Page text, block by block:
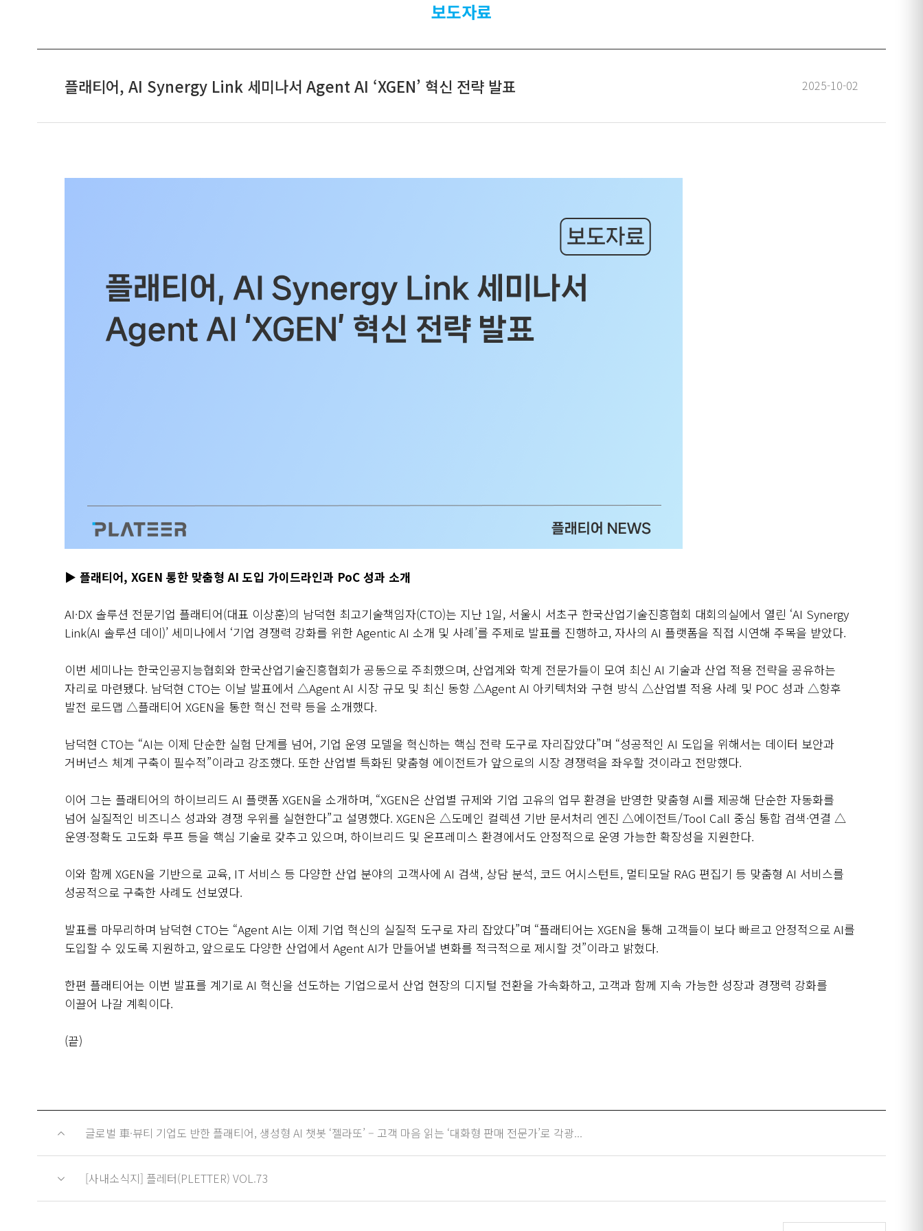
보도자료
플래티어, AI Synergy Link 세미나서 Agent AI ‘XGEN’ 혁신 전략 발표 2025-10-02
▶ 플래티어, XGEN 통한 맞춤형 AI 도입 가이드라인과 PoC 성과 소개
AI·DX 솔루션 전문기업 플래티어(대표 이상훈)의 남덕현 최고기술책임자(CTO)는 지난 1일, 서울시 서초구 한국산업기술진흥협회 대회의실에서 열린 ‘AI Synergy
Link(AI 솔루션 데이)’ 세미나에서 ‘기업 경쟁력 강화를 위한 Agentic AI 소개 및 사례’를 주제로 발표를 진행하고, 자사의 AI 플랫폼을 직접 시연해 주목을 받았다.
이번 세미나는 한국인공지능협회와 한국산업기술진흥협회가 공동으로 주최했으며, 산업계와 학계 전문가들이 모여 최신 AI 기술과 산업 적용 전략을 공유하는
자리로 마련됐다. 남덕현 CTO는 이날 발표에서 △Agent AI 시장 규모 및 최신 동향 △Agent AI 아키텍처와 구현 방식 △산업별 적용 사례 및 POC 성과 △향후
발전 로드맵 △플래티어 XGEN을 통한 혁신 전략 등을 소개했다.
남덕현 CTO는 “AI는 이제 단순한 실험 단계를 넘어, 기업 운영 모델을 혁신하는 핵심 전략 도구로 자리잡았다”며 “성공적인 AI 도입을 위해서는 데이터 보안과
거버넌스 체계 구축이 필수적”이라고 강조했다. 또한 산업별 특화된 맞춤형 에이전트가 앞으로의 시장 경쟁력을 좌우할 것이라고 전망했다.
이어 그는 플래티어의 하이브리드 AI 플랫폼 XGEN을 소개하며, “XGEN은 산업별 규제와 기업 고유의 업무 환경을 반영한 맞춤형 AI를 제공해 단순한 자동화를
넘어 실질적인 비즈니스 성과와 경쟁 우위를 실현한다”고 설명했다. XGEN은 △도메인 컬렉션 기반 문서처리 엔진 △에이전트/Tool Call 중심 통합 검색·연결 △
운영·정확도 고도화 루프 등을 핵심 기술로 갖추고 있으며, 하이브리드 및 온프레미스 환경에서도 안정적으로 운영 가능한 확장성을 지원한다.
이와 함께 XGEN을 기반으로 교육, IT 서비스 등 다양한 산업 분야의 고객사에 AI 검색, 상담 분석, 코드 어시스턴트, 멀티모달 RAG 편집기 등 맞춤형 AI 서비스를
성공적으로 구축한 사례도 선보였다.
발표를 마무리하며 남덕현 CTO는 “Agent AI는 이제 기업 혁신의 실질적 도구로 자리 잡았다”며 “플래티어는 XGEN을 통해 고객들이 보다 빠르고 안정적으로 AI를
도입할 수 있도록 지원하고, 앞으로도 다양한 산업에서 Agent AI가 만들어낼 변화를 적극적으로 제시할 것”이라고 밝혔다.
한편 플래티어는 이번 발표를 계기로 AI 혁신을 선도하는 기업으로서 산업 현장의 디지털 전환을 가속화하고, 고객과 함께 지속 가능한 성장과 경쟁력 강화를
이끌어 나갈 계획이다.
(끝)
글로벌 車·뷰티 기업도 반한 플래티어, 생성형 AI 챗봇 ‘젤라또’ – 고객 마음 읽는 ‘대화형 판매 전문가’로 각광...
[사내소식지] 플레터(PLETTER) VOL.73